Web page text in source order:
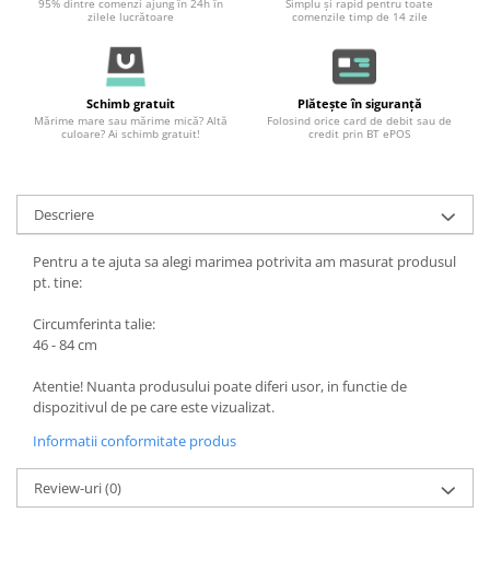
95% dintre comenzi ajung în 24h în
zilele lucrătoare
Simplu și rapid pentru toate
comenzile timp de 14 zile
Schimb gratuit
Mărime mare sau mărime mică? Altă
culoare? Ai schimb gratuit!
Plătește în siguranță
Folosind orice card de debit sau de
credit prin BT ePOS
Descriere
Pentru a te ajuta sa alegi marimea potrivita am masurat produsul
pt. tine:
Circumferinta talie:
46 - 84 cm
Atentie! Nuanta produsului poate diferi usor, in functie de
dispozitivul de pe care este vizualizat.
Informatii conformitate produs
Review-uri(0)